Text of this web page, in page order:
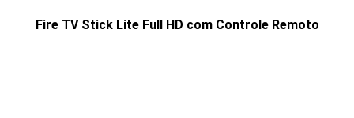
Fire TV Stick Lite Full HD com Controle Remoto